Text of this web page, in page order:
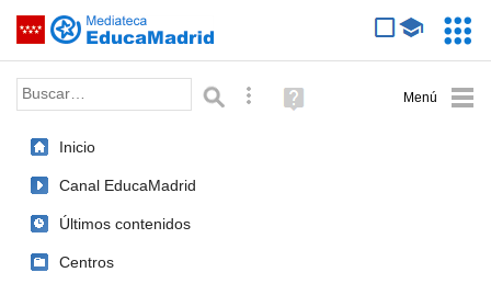
Saltar navegación
Palabra o frase: Búsqueda avanzada
Ayuda
(en
Inicio
Canal EducaMadrid
Últimos contenidos
Centros